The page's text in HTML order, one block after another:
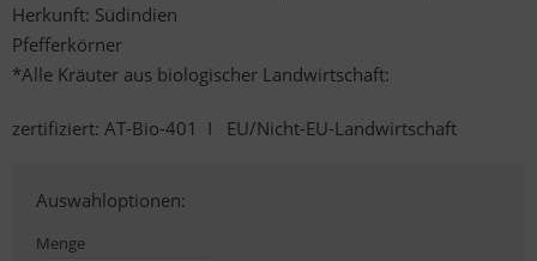
Herkunft: Südindien
Pfefferkörner
*Alle Kräuter aus biologischer Landwirtschaft:
zertifiziert: AT-Bio-401 I EU/Nicht-EU-Landwirtschaft
Auswahloptionen:
Menge